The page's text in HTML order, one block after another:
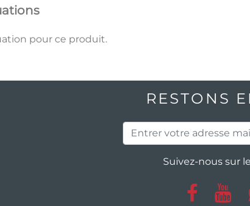
pour ce produit.
RESTONS
Suivez-nous sur